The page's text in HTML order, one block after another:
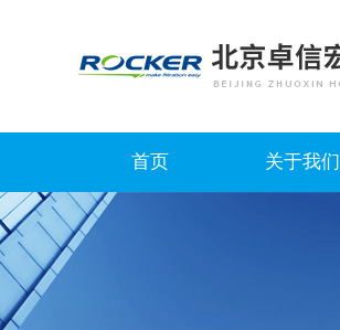
首页 关于我们